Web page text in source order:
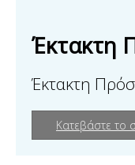
Έκτακτη
Έκτακτη
Κατεβάστε το